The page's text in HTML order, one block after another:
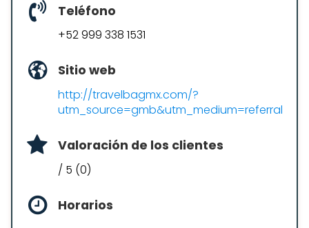
Teléfono
+52 999 338 1531
Sitio web
http://travelbagmx.com/?
utm_source=gmb&utm_medium=referral
Valoración de los clientes
/ 5 (0)
Horarios